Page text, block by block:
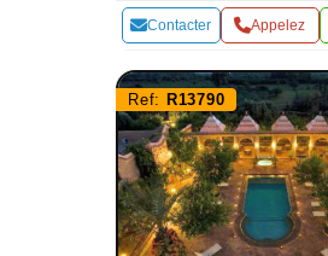
Contacter Appelez
Ref: R13790